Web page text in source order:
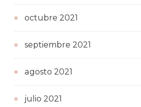
octubre 2021
septiembre 2021
agosto 2021
julio 2021